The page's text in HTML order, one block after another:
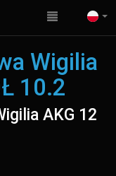
Wigilia
10.2
AKG 12